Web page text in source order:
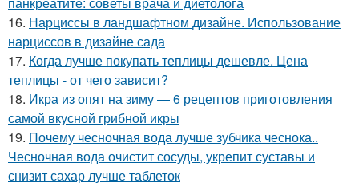
16. Нарциссы в ландшафтном дизайне. Использование
нарциссов в дизайне сада
17. Когда лучше покупать теплицы дешевле. Цена
теплицы - от чего зависит?
18. Икра из опят на зиму — 6 рецептов приготовления
самой вкусной грибной икры
19. Почему чесночная вода лучше зубчика чеснока..
Чесночная вода очистит сосуды, укрепит суставы и
снизит сахар лучше таблеток